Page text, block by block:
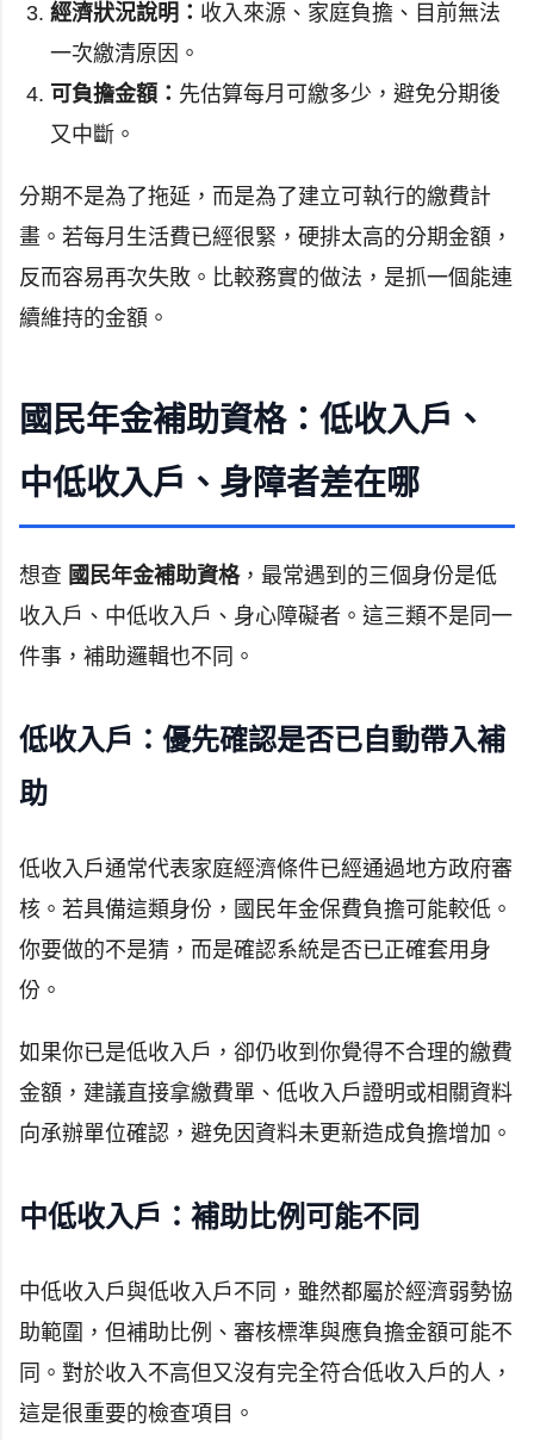
經濟狀況說明： 收入來源、家庭負擔、目前無法
一次繳清原因。
可負擔金額： 先估算每月可繳多少，避免分期後
又中斷。
分期不是為了拖延，而是為了建立可執行的繳費計
畫。若每月生活費已經很緊，硬排太高的分期金額，
反而容易再次失敗。比較務實的做法，是抓一個能連
續維持的金額。
國民年金補助資格：低收入戶、
中低收入戶、身障者差在哪
想查 國民年金補助資格，最常遇到的三個身份是低
收入戶、中低收入戶、身心障礙者。這三類不是同一
件事，補助邏輯也不同。
低收入戶：優先確認是否已自動帶入補
助
低收入戶通常代表家庭經濟條件已經通過地方政府審
核。若具備這類身份，國民年金保費負擔可能較低。
你要做的不是猜，而是確認系統是否已正確套用身
份。
如果你已是低收入戶，卻仍收到你覺得不合理的繳費
金額，建議直接拿繳費單、低收入戶證明或相關資料
向承辦單位確認，避免因資料未更新造成負擔增加。
中低收入戶：補助比例可能不同
中低收入戶與低收入戶不同，雖然都屬於經濟弱勢協
助範圍，但補助比例、審核標準與應負擔金額可能不
同。對於收入不高但又沒有完全符合低收入戶的人，
這是很重要的檢查項目。